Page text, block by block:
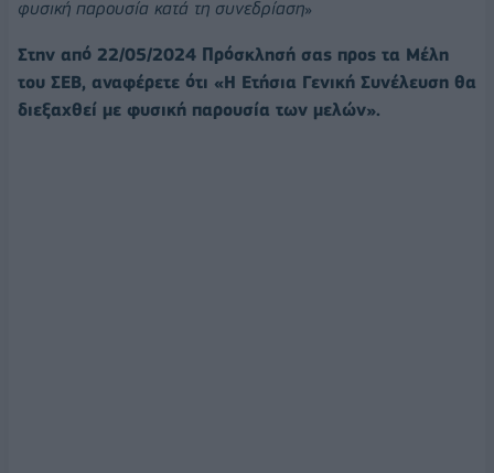
φυσική παρουσία κατά τη συνεδρίαση»
Στην από 22/05/2024 Πρόσκλησή σας προς τα Μέλη
του ΣΕΒ, αναφέρετε ότι «Η Ετήσια Γενική Συνέλευση θα
διεξαχθεί με φυσική παρουσία των μελών».